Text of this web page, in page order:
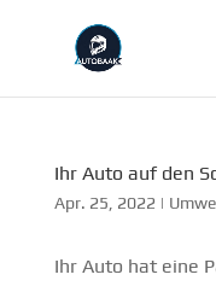
Ihr Auto auf den
Apr. 25, 2022 |
Ihr Auto hat eine